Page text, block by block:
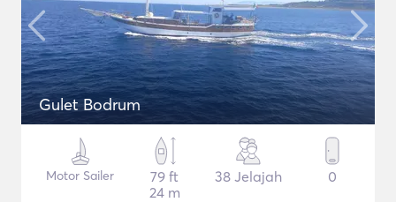
Gulet Bodrum
Motor Sailer
79 ft
24 m
38 Jelajah 0